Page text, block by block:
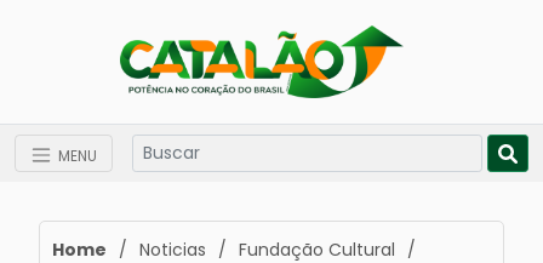
MENU
Home / Noticias / Fundação Cultural /